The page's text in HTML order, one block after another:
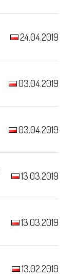
24.04.2019
03.04.2019
03.04.2019
13.03.2019
13.03.2019
13.02.2019